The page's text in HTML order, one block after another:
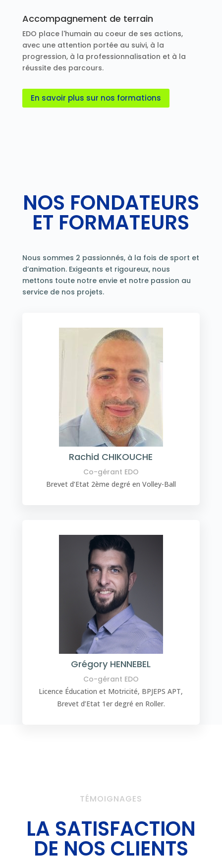
Accompagnement de terrain
EDO place l'humain au coeur de ses actions,
avec une attention portée au suivi, à la
progression, à la professionnalisation et à la
réussite des parcours.
En savoir plus sur nos formations
NOS FONDATEURS
ET FORMATEURS
Nous sommes 2 passionnés, à la fois de sport et
d’animation. Exigeants et rigoureux, nous
mettons toute notre envie et notre passion au
service de nos projets.
Rachid CHIKOUCHE
Co-gérant EDO
Brevet d’Etat 2ème degré en Volley-Ball
Grégory HENNEBEL
Co-gérant EDO
Licence Éducation et Motricité, BPJEPS APT,
Brevet d’Etat 1er degré en Roller.
TÉMOIGNAGES
LA SATISFACTION
DE NOS CLIENTS